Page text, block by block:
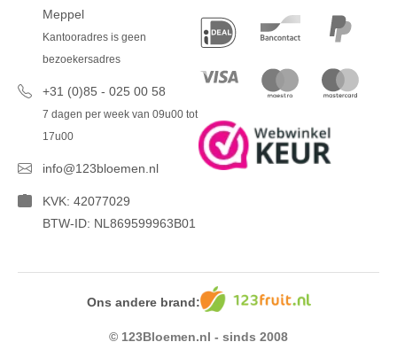
Meppel
Kantooradres is geen
bezoekersadres
+31 (0)85 - 025 00 58
7 dagen per week van 09u00 tot
17u00
info@123bloemen.nl
KVK: 42077029
BTW-ID: NL869599963B01
Ons andere brand:
© 123Bloemen.nl - sinds 2008